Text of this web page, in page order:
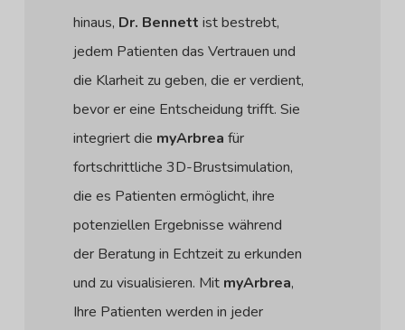
hinaus, Dr. Bennett ist bestrebt,
jedem Patienten das Vertrauen und
die Klarheit zu geben, die er verdient,
bevor er eine Entscheidung trifft. Sie
integriert die myArbrea für
fortschrittliche 3D-Brustsimulation,
die es Patienten ermöglicht, ihre
potenziellen Ergebnisse während
der Beratung in Echtzeit zu erkunden
und zu visualisieren. Mit myArbrea,
Ihre Patienten werden in jeder